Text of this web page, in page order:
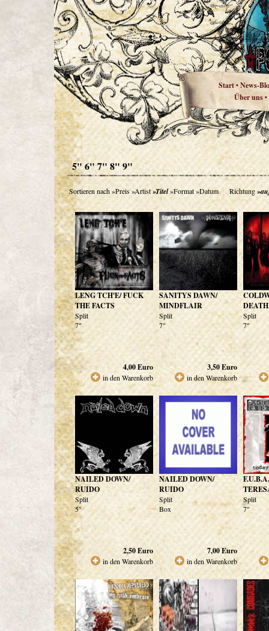
Start•News-
Über uns•
5" 6" 7" 8" 9"
Sortieren nach»Preis»Artist»Titel»Format»Datum Richtung
LENG TCH'E/ FUCK
THE FACTS
Split
7"
4,00Euro
in den Warenkorb
SANITYS DAWN/
MINDFLAIR
Split
7"
3,50Euro
in den Warenkorb
Split
7"
NAILED DOWN/
RUIDO
Split
5"
2,50Euro
in den Warenkorb
NAILED DOWN/
RUIDO
Split
Box
7,00Euro
in den Warenkorb
Split
7"